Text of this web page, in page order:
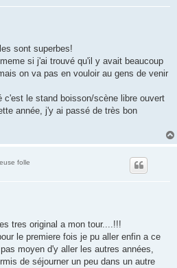
sont superbes!
si j'ai trouvé qu'il y avait beaucoup
on va pas en vouloir au gens de venir
c'est le stand boisson/scène libre ouvert
année, j'y ai passé de très bon
folle
tres original a mon tour....!!!
le premiere fois je pu aller enfin a ce
moyen d'y aller les autres années,
de séjourner un peu dans un autre